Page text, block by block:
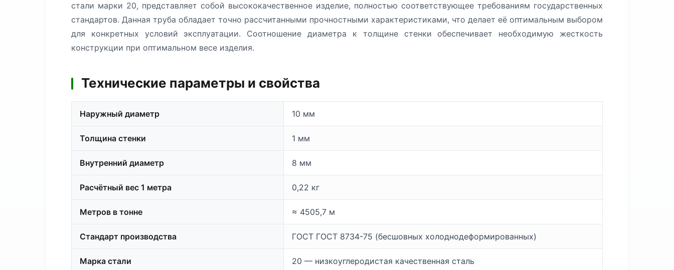
стали марки 20, представляет собой высококачественное изделие, полностью соответствующее требованиям государственных
стандартов. Данная труба обладает точно рассчитанными прочностными характеристиками, что делает её оптимальным выбором
для конкретных условий эксплуатации. Соотношение диаметра к толщине стенки обеспечивает необходимую жесткость
конструкции при оптимальном весе изделия.
Технические параметры и свойства
Наружный диаметр 10 мм
Толщина стенки 1 мм
Внутренний диаметр 8 мм
Расчётный вес 1 метра 0,22 кг
Метров в тонне ≈ 4505,7 м
Стандарт производства ГОСТ ГОСТ 8734-75 (бесшовных холоднодеформированных)
Марка стали 20 — низкоуглеродистая качественная сталь